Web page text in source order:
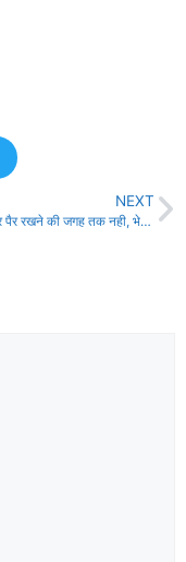
NEXT
ट्रेन के अंदर पैर रखने की जगह तक नही, भेड़ बकरियों की तरह यात्रा करने पर मजबूर हैँ श्रद्धालु!